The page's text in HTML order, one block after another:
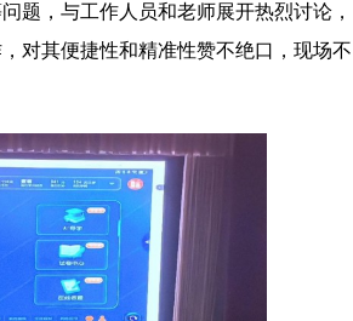
题，与工作人员和老师展开热烈讨论，
对其便捷性和精准性赞不绝口，现场不